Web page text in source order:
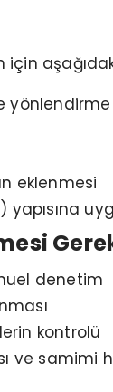
yönlendirme
eklenmesi
denetim
kontrolü
ve samimi